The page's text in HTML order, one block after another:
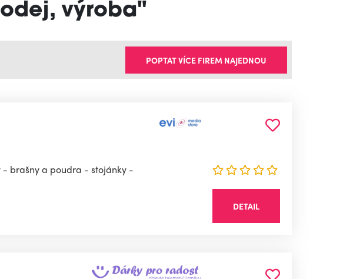
výroba"
POPTAT VÍCE FIREM NAJEDNOU
- brašny a poudra - stojánky -
DETAIL